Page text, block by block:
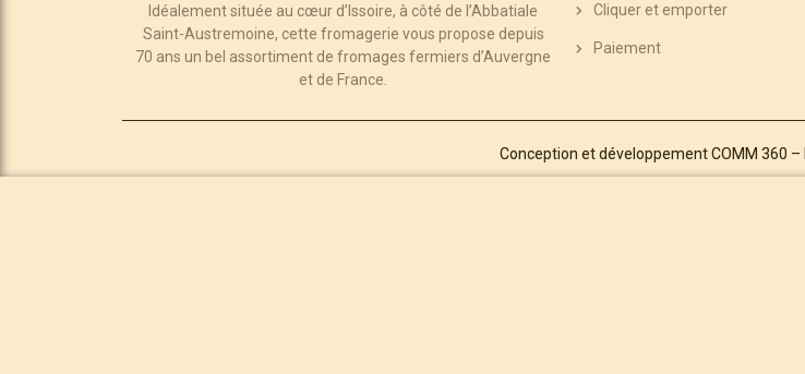
Idéalement située au cœur d’Issoire, à côté de l’Abbatiale
Saint-Austremoine, cette fromagerie vous propose depuis
70 ans un bel assortiment de fromages fermiers d’Auvergne
et de France.
Cliquer et emporter
Paiement
Conception et développementCOMM 360 –